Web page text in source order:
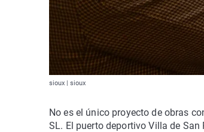
sioux | sioux
No es el único proyecto de obras
SL. El puerto deportivo Villa de